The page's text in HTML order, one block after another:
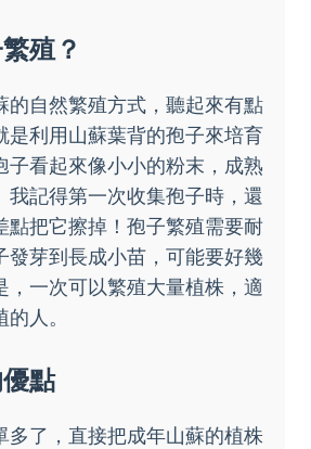
殖？
的自然繁殖方式，聽起來有點
是利用山蘇葉背的孢子來培育
子看起來像小小的粉末，成熟
我記得第一次收集孢子時，還
點把它擦掉！孢子繁殖需要耐
發芽到長成小苗，可能要好幾
，一次可以繁殖大量植株，適
人。
點
多了，直接把成年山蘇的植株